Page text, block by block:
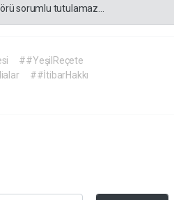
sorumlu tutulamaz...
##YeşilReçete
##İtibarHakkı